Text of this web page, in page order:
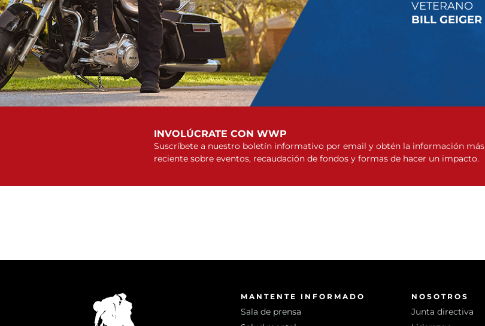
VETERANO
BILL GEIGER
INVOLÚCRATE CON WWP
Suscríbete a nuestro boletín informativo por email y obtén la información más
reciente sobre eventos, recaudación de fondos y formas de hacer un impacto.
MANTENTE INFORMADO
Sala de prensa
NOSOTROS
Junta directiva